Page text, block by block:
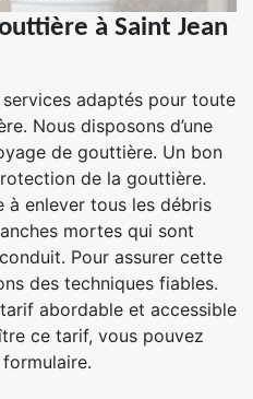
à Saint Jean
adaptés pour toute
Nous disposons d’une
de gouttière. Un bon
de la gouttière.
enlever tous les débris
mortes qui sont
Pour assurer cette
des techniques fiables.
abordable et accessible
ce tarif, vous pouvez